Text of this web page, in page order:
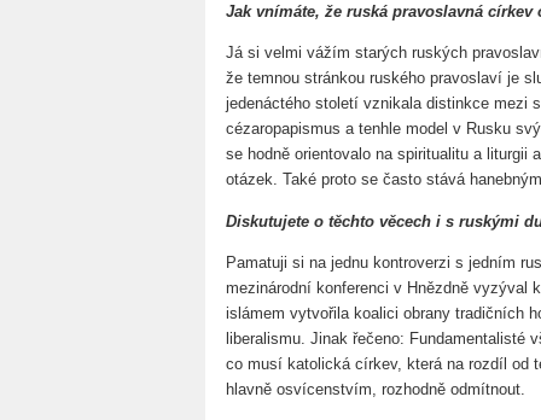
Jak vnímáte, že ruská pravoslavná
Já si velmi vážím starých ruských
že temnou stránkou ruského pravoslaví je
jedenáctého století vznikala distinkce mezi
cézaropapismus a tenhle model v Rusku
se hodně orientovalo na spiritualitu a liturgii
otázek. Také proto se často stává
Diskutujete o těchto věcech i s ruskými
Pamatuji si na jednu kontroverzi s jedním
mezinárodní konferenci v Hnězdně vyzýval
islámem vytvořila koalici obrany tradičních
liberalismu. Jinak řečeno: Fundamentalisté
co musí katolická církev, která na rozdíl od
hlavně osvícenstvím, rozhodně odmítnout.